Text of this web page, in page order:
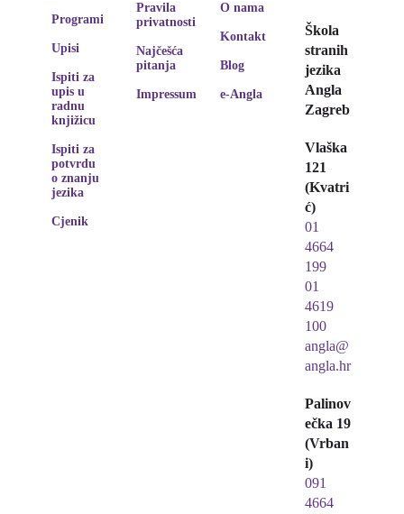
Programi
Upisi
Ispiti za
upis u
radnu
knjižicu
Ispiti za
potvrdu
o znanju
jezika
Cjenik
Pravila
privatnosti
Najčešća
pitanja
Impressum
O nama
Kontakt
Blog
e-Angla
Škola
stranih
jezika
Angla
Zagreb
Vlaška
121
(Kvatri
ć)
01
4664
199
01
4619
100
angla@
angla.hr
Palinov
ečka 19
(Vrban
i)
091
4664